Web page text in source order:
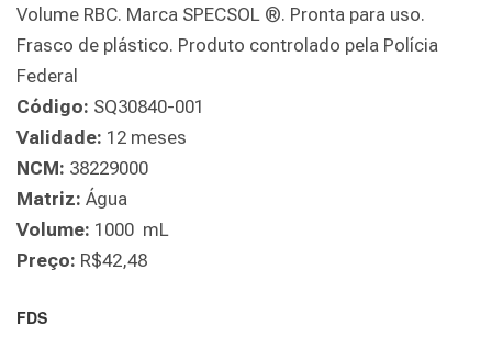
Volume RBC. Marca SPECSOL ®. Pronta para uso.
Frasco de plástico. Produto controlado pela Polícia
Federal
Código: SQ30840-001
Validade: 12 meses
NCM: 38229000
Matriz: Água
Volume: 1000 mL
Preço: R$42,48
FDS